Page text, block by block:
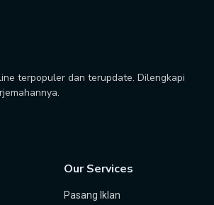
terpopuler dan terupdate. Dilengkapi
Our Services
Pasang Iklan